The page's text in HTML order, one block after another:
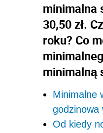
minimalna
30,50 zł.
roku? Co
minimalną
Minimalne
godzinowa
Od kiedy